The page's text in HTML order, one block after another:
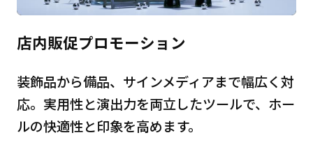
店内販促プロモーション
装飾品から備品、サインメディアまで幅広く対
応。実用性と演出力を両立したツールで、ホー
ルの快適性と印象を高めます。